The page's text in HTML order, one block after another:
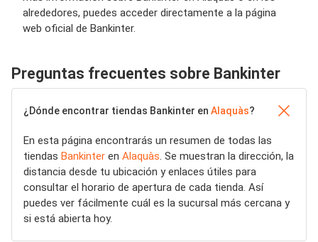
alrededores, puedes acceder directamente a la página
web oficial de Bankinter.
Preguntas frecuentes sobre Bankinter
¿Dónde encontrar tiendas Bankinter en Alaquàs?
En esta página encontrarás un resumen de todas las
tiendas Bankinter en Alaquàs. Se muestran la dirección, la
distancia desde tu ubicación y enlaces útiles para
consultar el horario de apertura de cada tienda. Así
puedes ver fácilmente cuál es la sucursal más cercana y
si está abierta hoy.